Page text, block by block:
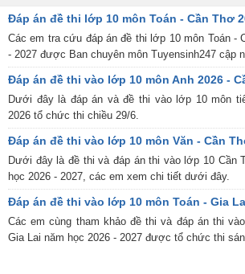
Đáp án đề thi lớp 10 môn Toán - Cần Thơ
Các em tra cứu đáp án đề thi lớp 10 môn Toán -
- 2027 được Ban chuyên môn Tuyensinh247 cập
Đáp án đề thi vào lớp 10 môn Anh 2026 -
Dưới đây là đáp án và đề thi vào lớp 10 môn
2026 tổ chức thi chiều 29/6.
Đáp án đề thi vào lớp 10 môn Văn - Cần
Dưới đây là đề thi và đáp án thi vào lớp 10 Cần
học 2026 - 2027, các em xem chi tiết dưới đây.
Đáp án đề thi vào lớp 10 môn Toán - Gia
Các em cùng tham khảo đề thi và đáp án thi
Gia Lai năm học 2026 - 2027 được tổ chức thi